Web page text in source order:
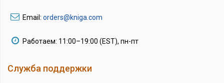
Email: orders@kniga.com
Работаем: 11:00–19:00 (EST), пн-пт
Служба поддержки